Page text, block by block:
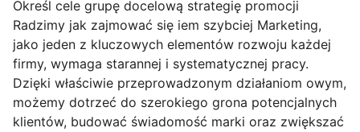
Określ cele grupę docelową strategię promocji
Radzimy jak zajmować się iem szybciej Marketing,
jako jeden z kluczowych elementów rozwoju każdej
firmy, wymaga starannej i systematycznej pracy.
Dzięki właściwie przeprowadzonym działaniom owym,
możemy dotrzeć do szerokiego grona potencjalnych
klientów, budować świadomość marki oraz zwiększać